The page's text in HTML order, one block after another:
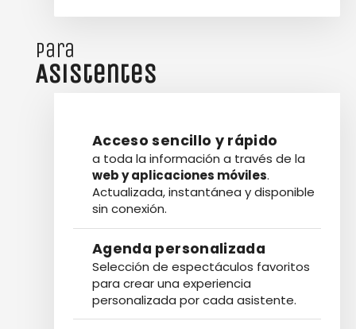
para
Asistentes
Acceso sencillo y rápido
a toda la información a través de la
web y aplicaciones móviles.
Actualizada, instantánea y disponible
sin conexión.
Agenda personalizada
Selección de espectáculos favoritos
para crear una experiencia
personalizada por cada asistente.